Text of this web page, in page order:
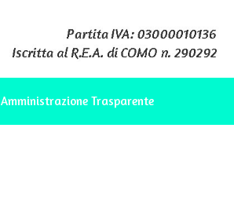
Amministrazione Trasparente